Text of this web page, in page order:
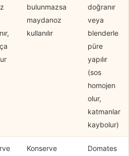
bulunmazsa
maydanoz
kullanılır
doğranır
veya
blenderle
püre
yapılır
(sos
homojen
olur,
katmanlar
kaybolur)
Konserve
Domates